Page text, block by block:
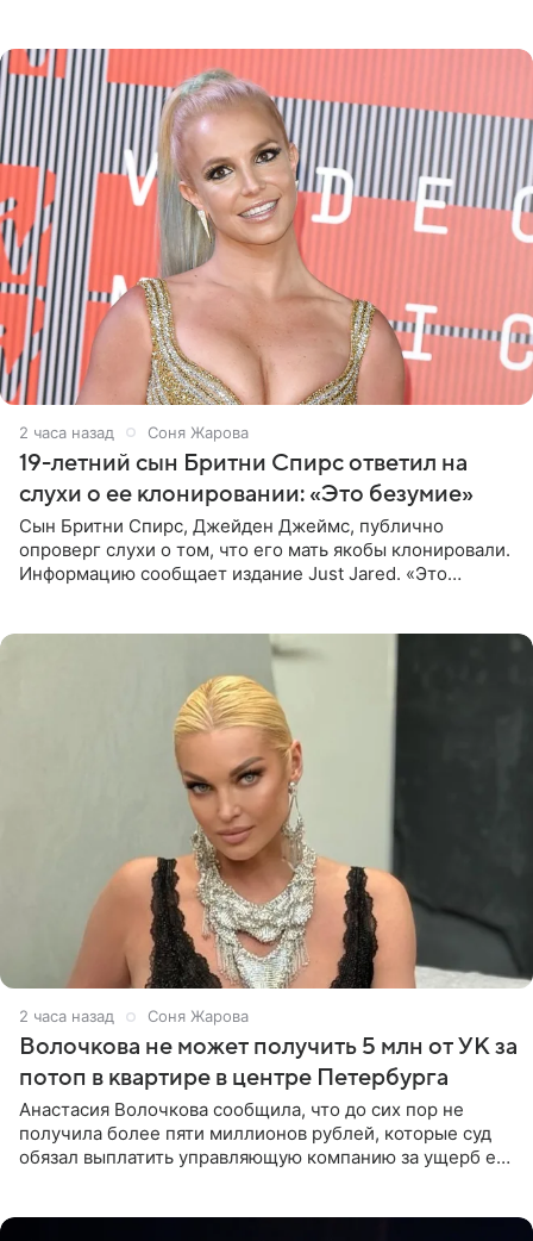
2 часа назад Соня Жарова
19-летний сын Бритни Спирс ответил на
слухи о ее клонировании: «Это безумие»
Сын Бритни Спирс, Джейден Джеймс, публично
опроверг слухи о том, что его мать якобы клонировали.
Информацию сообщает издание Just Jared. «Это
2 часа назад Соня Жарова
Волочкова не может получить 5 млн от УК за
потоп в квартире в центре Петербурга
Анастасия Волочкова сообщила, что до сих пор не
получила более пяти миллионов рублей, которые суд
обязал выплатить управляющую компанию за ущерб ее